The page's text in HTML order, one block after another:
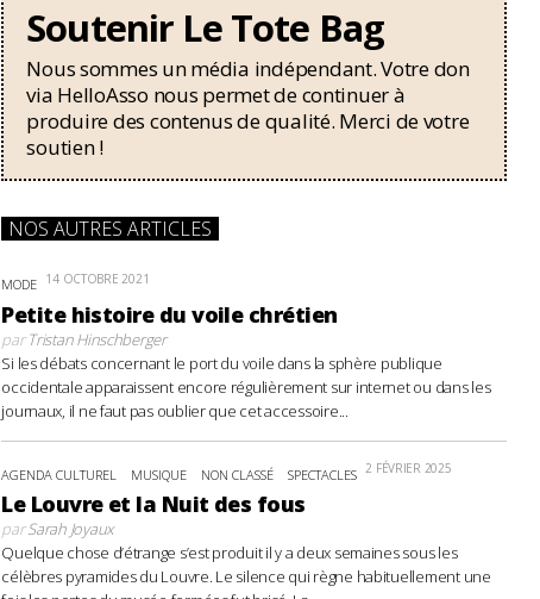
Soutenir Le Tote Bag
Nous sommes un média indépendant. Votre don
via HelloAsso nous permet de continuer à
produire des contenus de qualité. Merci de votre
soutien !
NOS AUTRES ARTICLES
MODE 14 OCTOBRE 2021
Petite histoire du voile chrétien
parTristan Hinschberger
Si les débats concernant le port du voile dans la sphère publique
occidentale apparaissent encore régulièrement sur internet ou dans les
journaux, il ne faut pas oublier que cet accessoire...
AGENDA CULTUREL MUSIQUE NON CLASSÉ SPECTACLES 2 FÉVRIER 2025
Le Louvre et la Nuit des fous
parSarah Joyaux
Quelque chose d’étrange s’est produit il y a deux semaines sous les
célèbres pyramides du Louvre. Le silence qui règne habituellement une